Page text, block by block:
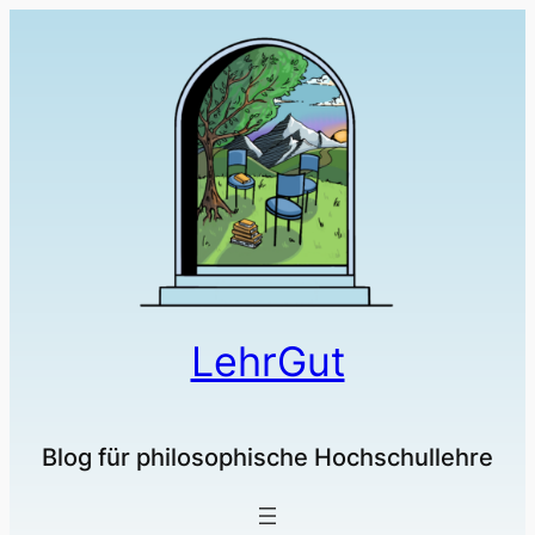
LehrGut
Blog für philosophische Hochschullehre